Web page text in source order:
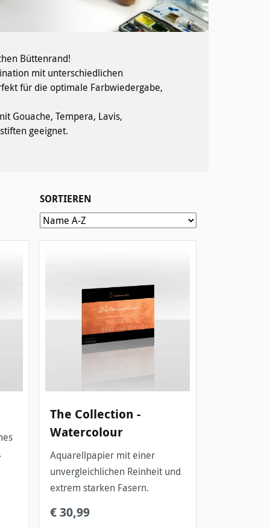
Büttenrand!
mit unterschiedlichen
für die optimale Farbwiedergabe,
Gouache, Tempera, Lavis,
geeignet.
SORTIEREN
The Collection -
Watercolour
Aquarellpapier mit einer
unvergleichlichen Reinheit und
extrem starken Fasern.
€ 30,99